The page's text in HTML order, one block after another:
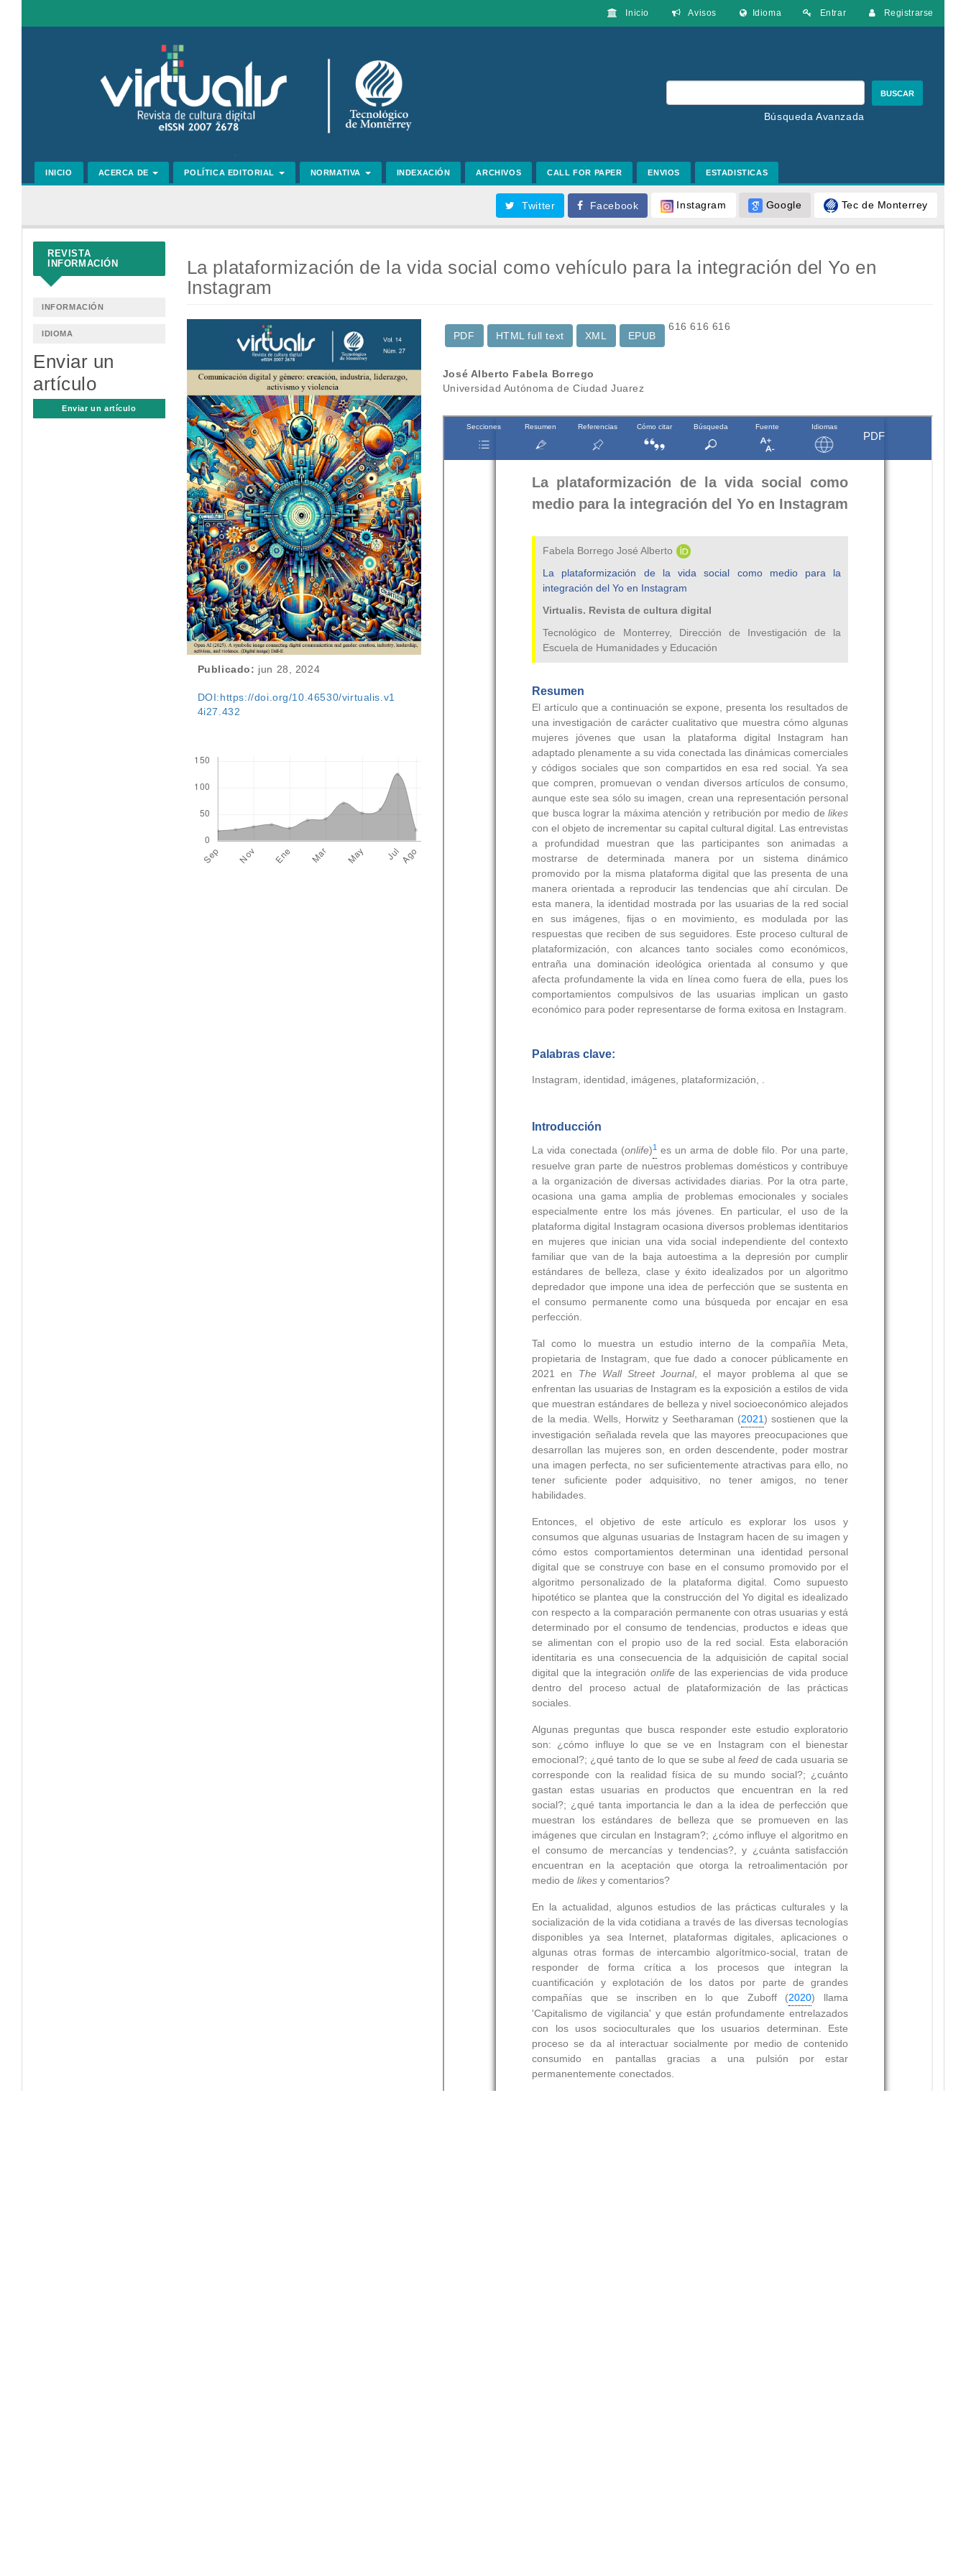
Entrar Registrarse
Inicio Avisos Idioma
BUSCAR
Búsqueda Avanzada
INICIO ACERCA DE POLÍTICA EDITORIAL NORMATIVA INDEXACIÓN ARCHIVOS CALL FOR PAPER ENVIOS ESTADISTICAS
Twitter Facebook Instagram Google Tec de Monterrey
REVISTA
INFORMACIÓN
INFORMACIÓN
IDIOMA
Enviar un
artículo
Enviar un artículo
La plataformización de la vida social como vehículo para la integración del Yo en
Instagram
lateral
del
artículo
Publicado: jun 28, 2024
DOI:https://doi.org/10.46530/virtualis.v1
4i27.432
616
PDF
616
HTML full text
XML
616
EPUB
Contenido
del
artículo
José Alberto Fabela Borrego
Universidad Autónoma de Ciudad Juarez